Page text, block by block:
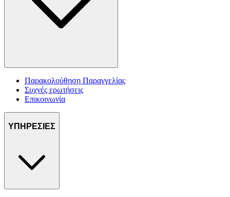
Παρακολούθηση Παραγγελίας
Συχνές ερωτήσεις
Επικοινωνία
ΥΠΗΡΕΣΙΕΣ